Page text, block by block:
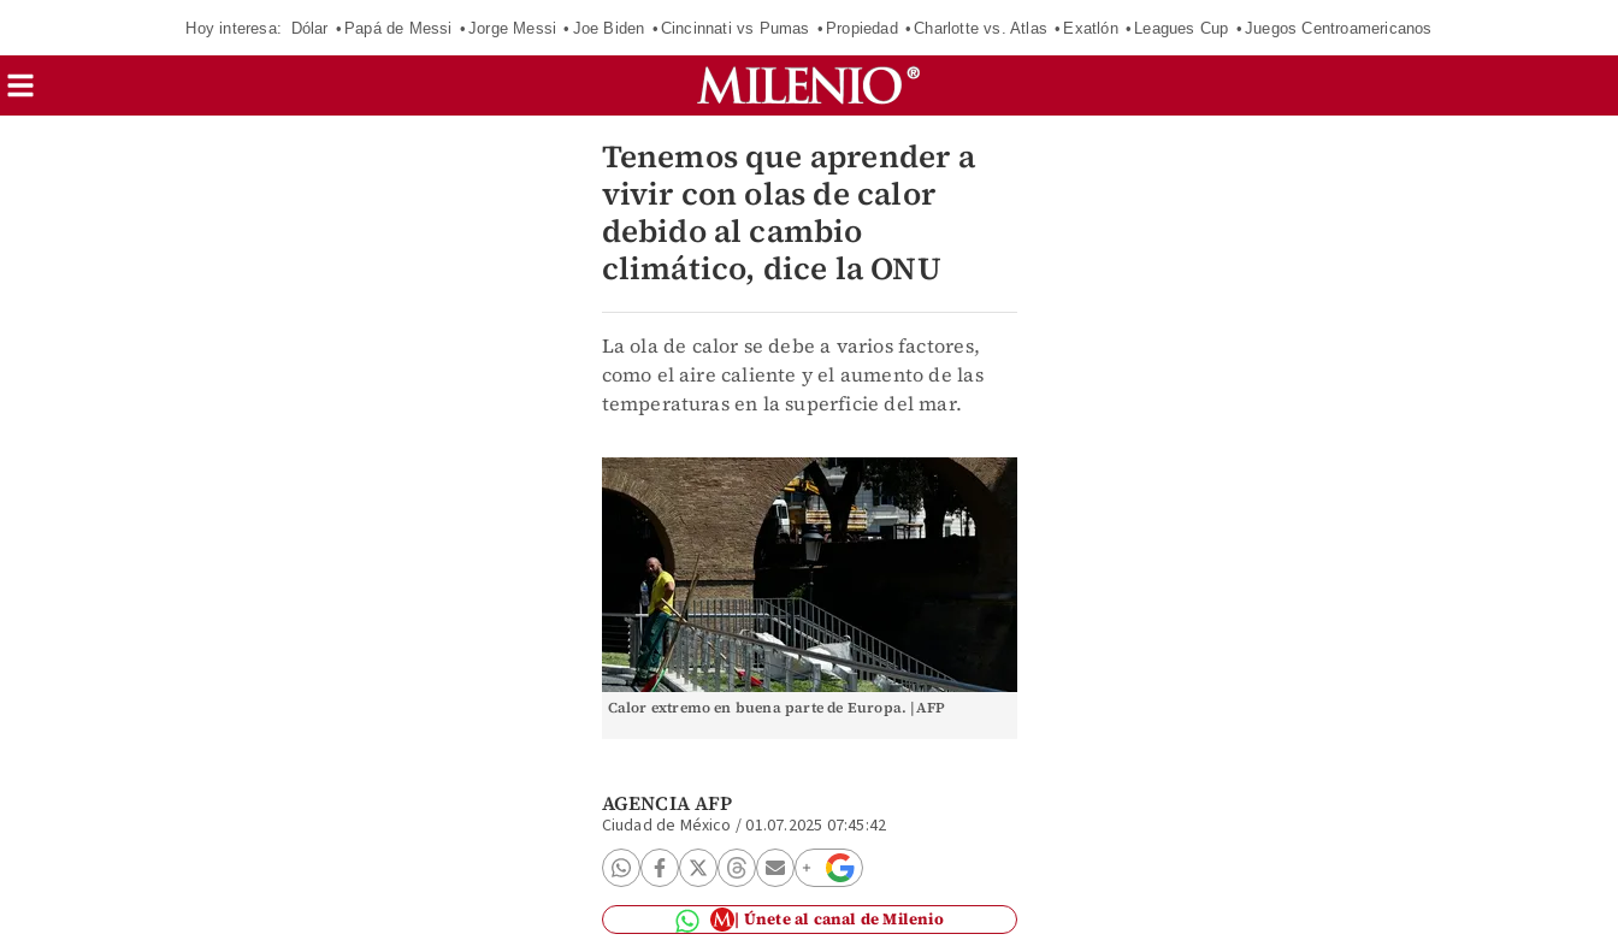
Hoy interesa: Dólar Papá de Messi Jorge Messi Joe Biden Cincinnati vs Pumas Propiedad Charlotte vs. Atlas Exatlón Leagues Cup Juegos Centroamericanos
Tenemos que aprender a
vivir con olas de calor
debido al cambio
climático, dice la ONU
La ola de calor se debe a varios factores,
como el aire caliente y el aumento de las
temperaturas en la superficie del mar.
Calor extremo en buena parte de Europa. |AFP
AGENCIA AFP
Ciudad de México /01.07.2025 07:45:42
Únete al canal de Milenio